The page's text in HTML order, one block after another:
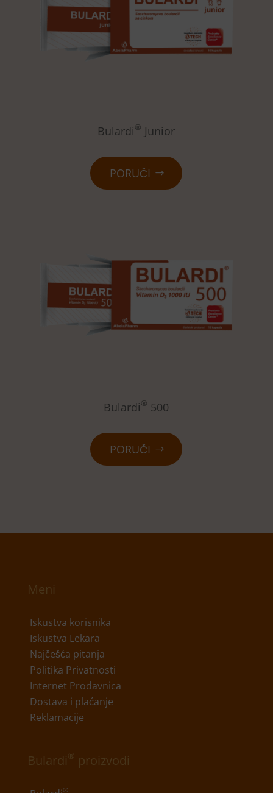
Bulardi® Junior
PORUČI
Bulardi® 500
PORUČI
Meni
Iskustva korisnika
Iskustva Lekara
Najčešća pitanja
Politika Privatnosti
Internet Prodavnica
Dostava i plaćanje
Reklamacije
Bulardi ® proizvodi
®